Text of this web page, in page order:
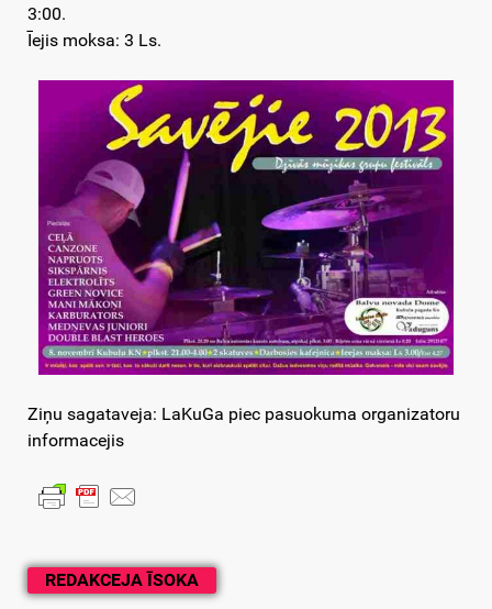
REDAKCEJA ĪSOKA
3:00.
Īejis moksa: 3 Ls.
Ziņu sagataveja: LaKuGa piec pasuokuma organizatoru
informacejis